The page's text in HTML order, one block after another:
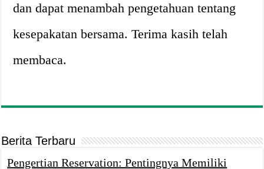
dan dapat menambah pengetahuan tentang
kesepakatan bersama. Terima kasih telah
membaca.
Berita Terbaru
Pengertian Reservation: Pentingnya Memiliki